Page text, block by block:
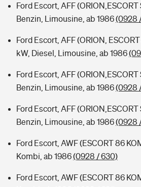
Ford Escort, AFF (ORION,ESCORT
Benzin, Limousine, ab 1986(0928
Ford Escort, AFF (ORION,
kW, Diesel, Limousine, ab 1986
Ford Escort, AFF (ORION,ESCORT
Benzin, Limousine, ab 1986(0928
Ford Escort, AFF (ORION,ESCORT
Benzin, Limousine, ab 1986(0928
Ford Escort, AWF (ESCORT 86
Kombi, ab 1986(0928 / 630)
Ford Escort, AWF (ESCORT 86